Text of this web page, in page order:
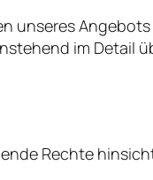
unseres
im Detail
Rechte